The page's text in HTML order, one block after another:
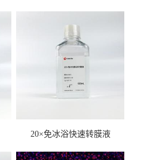
20×免冰浴快速转膜液